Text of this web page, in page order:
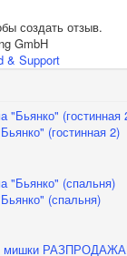
создать отзыв.
GmbH
& Support
(гостинная 2)
(спальня)